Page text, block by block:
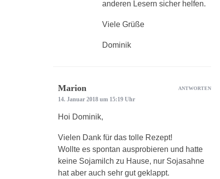
anderen Lesern sicher helfen.
Viele Grüße
Dominik
Marion
14. Januar 2018 um 15:19 Uhr
Hoi Dominik,
Vielen Dank für das tolle Rezept!
Wollte es spontan ausprobieren und hatte
keine Sojamilch zu Hause, nur Sojasahne
hat aber auch sehr gut geklappt.
ANTWORTEN